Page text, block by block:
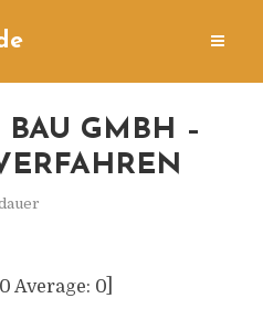
BAU GMBH –
0 Average: 0]